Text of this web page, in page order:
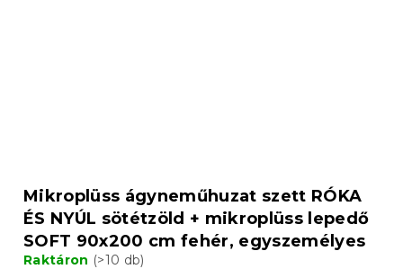
Mikroplüss ágyneműhuzat szett RÓKA
ÉS NYÚL sötétzöld + mikroplüss lepedő
SOFT 90x200 cm fehér, egyszemélyes
Raktáron (>10 db)